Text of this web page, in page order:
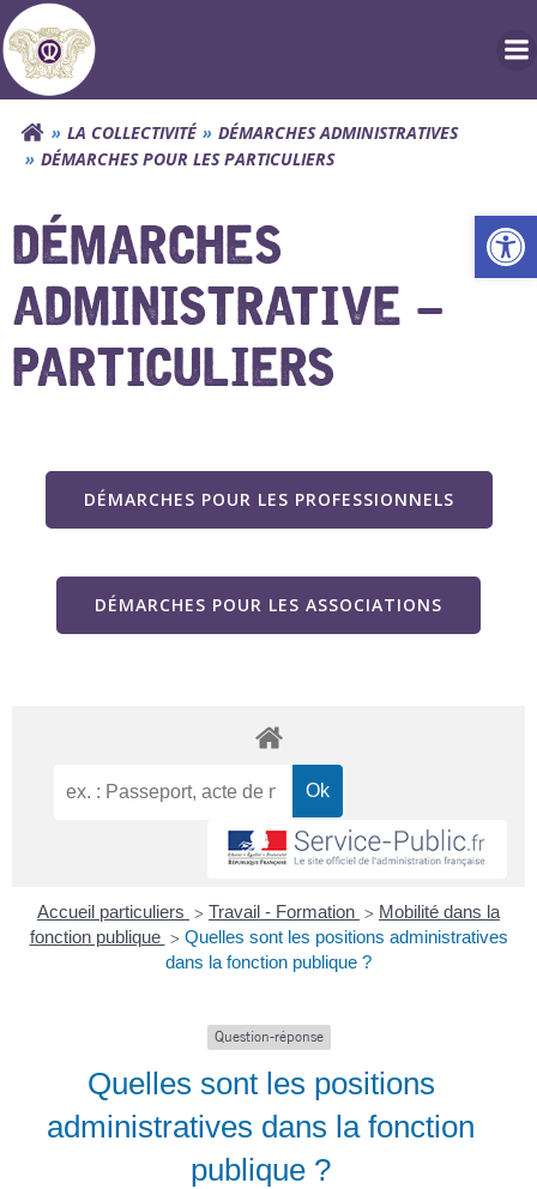
Aller
au
contenu
LA COLLECTIVITÉ
DÉMARCHES ADMINISTRATIVES
DÉMARCHES POUR LES PARTICULIERS
DÉMARCHES
ADMINISTRATIVE –
PARTICULIERS
DÉMARCHES POUR LES PROFESSIONNELS
DÉMARCHES POUR LES ASSOCIATIONS
Accueil particuliers > Travail - Formation > Mobilité dans la
fonction publique > Quelles sont les positions administratives
dans la fonction publique ?
Question-réponse
Quelles sont les positions
administratives dans la fonction
publique ?